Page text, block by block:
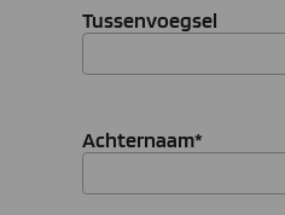
Tussenvoegsel
Achternaam*